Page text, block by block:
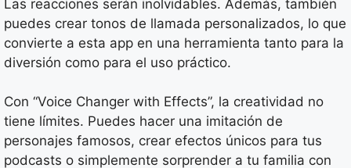
Las reacciones serán inolvidables. Además, también
puedes crear tonos de llamada personalizados, lo que
convierte a esta app en una herramienta tanto para la
diversión como para el uso práctico.
Con “Voice Changer with Effects”, la creatividad no
tiene límites. Puedes hacer una imitación de
personajes famosos, crear efectos únicos para tus
podcasts o simplemente sorprender a tu familia con